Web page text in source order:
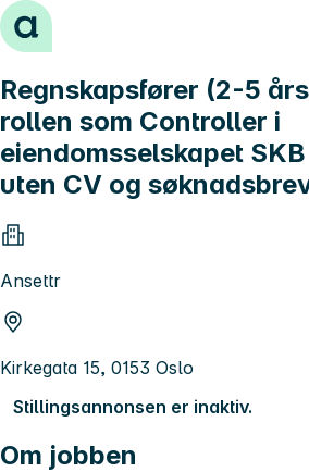
Hopp til innhold
Regnskapsfører (2-5
rollen som Controller i
eiendomsselskapet
uten CV og
Ansettr
Kirkegata 15, 0153 Oslo
Stillingsannonsen er inaktiv.
Om jobben